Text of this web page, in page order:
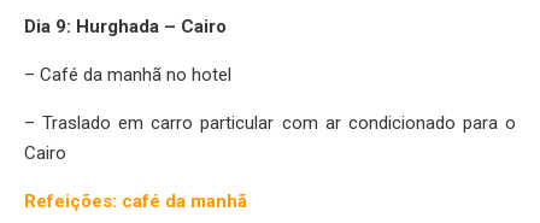
Dia 9: Hurghada – Cairo
– Café da manhã no hotel
– Traslado em carro particular com ar condicionado para o
Cairo
Refeições: café da manhã